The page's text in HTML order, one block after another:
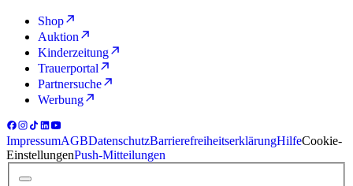
Shop
Auktion
Kinderzeitung
Trauerportal
Partnersuche
Werbung
ImpressumAGBDatenschutzBarrierefreiheitserklärungHilfeCookie-
EinstellungenPush-Mitteilungen